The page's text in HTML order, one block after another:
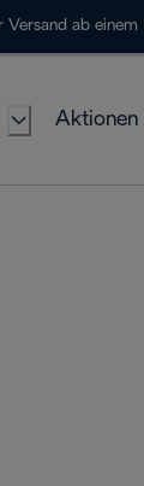
Versand ab
Aktionen